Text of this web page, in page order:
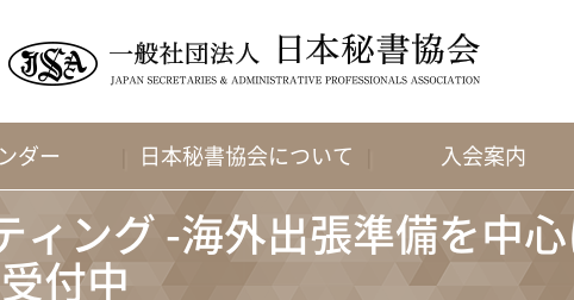
ダー 日本秘書協会について 入会案内
ィング -海外出張準備を中
付中